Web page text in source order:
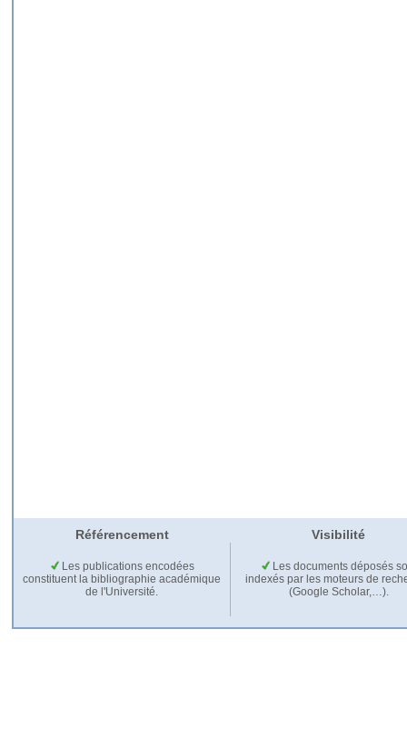
Référencement Visibilité
Les publications encodées
constituent la bibliographie académique
de l'Université.
Les documents déposés
indexés par les moteurs de
(Google Scholar,…).